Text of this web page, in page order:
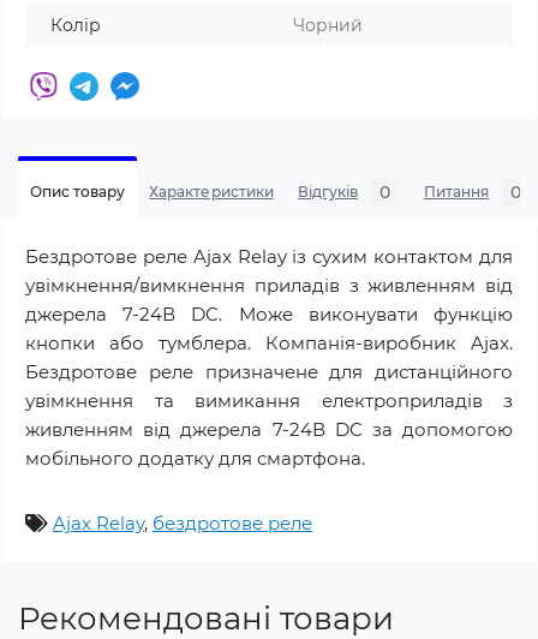
Колір Чорний
Опис товару Характеристики Відгуків 0 Питання 0
Бездротове реле Ajax Relay із сухим контактом для
увімкнення/вимкнення приладів з живленням від
джерела 7-24В DC. Може виконувати функцію
кнопки або тумблера. Компанія-виробник Ajax.
Бездротове реле призначене для дистанційного
увімкнення та вимикання електроприладів з
живленням від джерела 7-24В DC за допомогою
мобільного додатку для смартфона.
Ajax Relay, бездротове реле
Рекомендовані товари